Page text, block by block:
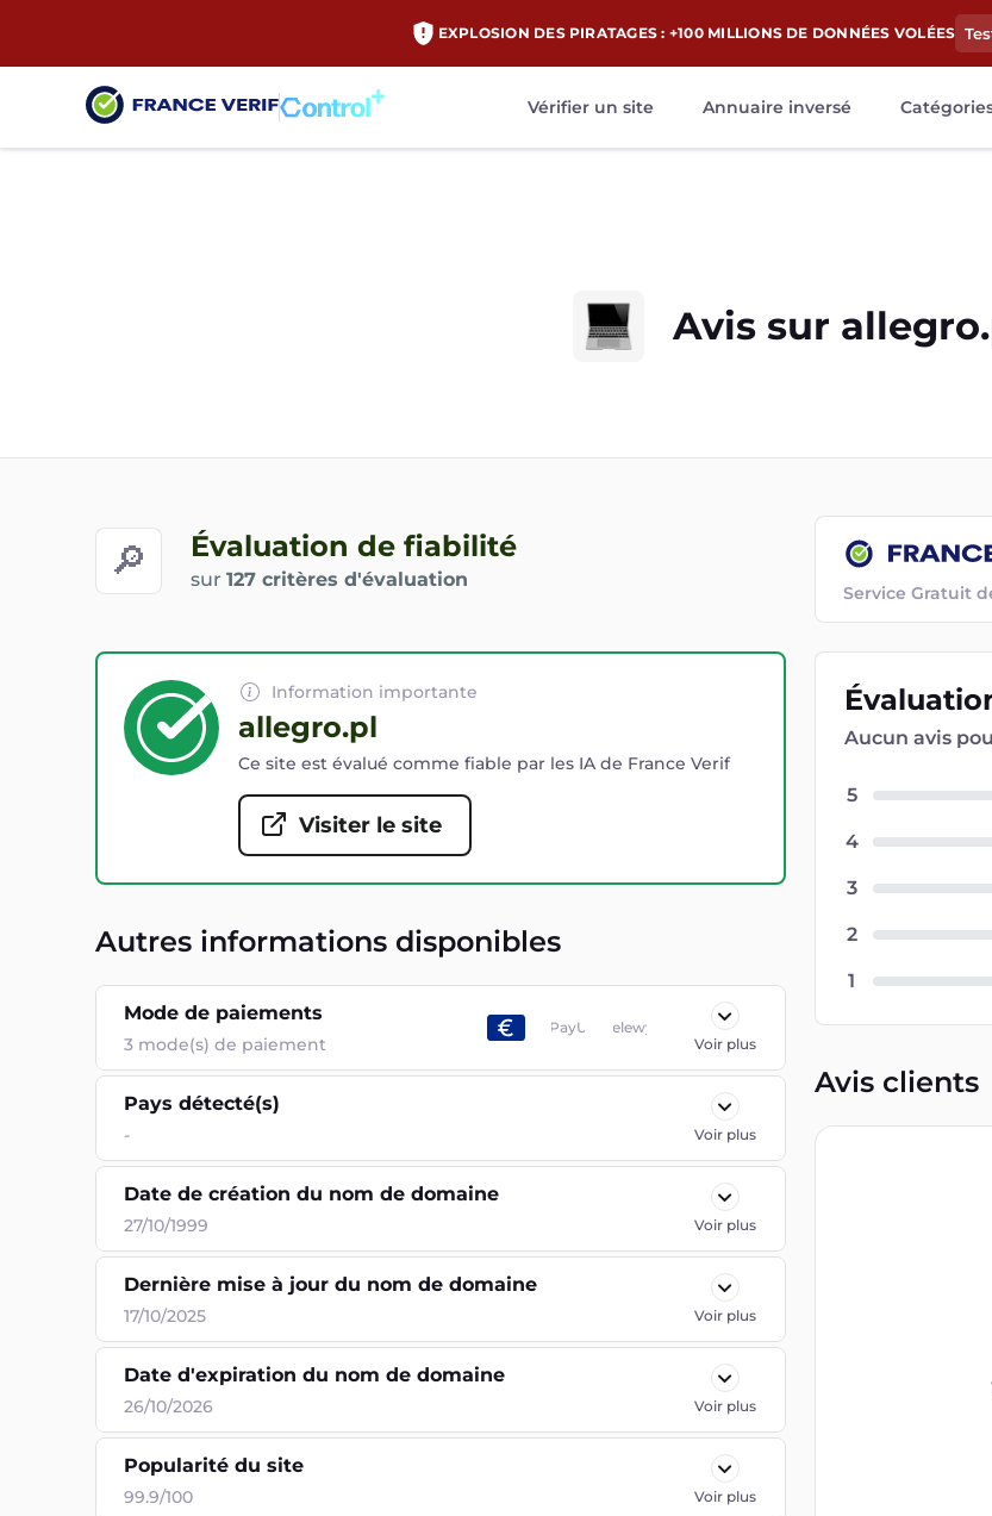
EXPLOSION DES PIRATAGES : +100 MILLIONS DE DONNÉES VOLÉES
Vérifier un site Annuaire inversé
Avis sur
🔎 Évaluation de fiabilité
sur 127 critères d'évaluation
Service Gratuit
Information importante
allegro.pl
Ce site est évalué comme fiable par les IA de France Verif
Visiter le site
Autres informations disponibles
Mode de paiements
3 mode(s) de paiement
PayU
Przelewy24
Voir plus
Pays détecté(s)
- Voir plus
Date de création du nom de domaine
27/10/1999 Voir plus
Dernière mise à jour du nom de domaine
17/10/2025 Voir plus
Date d'expiration du nom de domaine
26/10/2026 Voir plus
Popularité du site
99.9/100 Voir plus
Aucun avis
5
4
3
2
1
Avis clients